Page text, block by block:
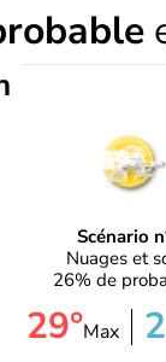
Scénario
Nuages et
26% de
29°Max